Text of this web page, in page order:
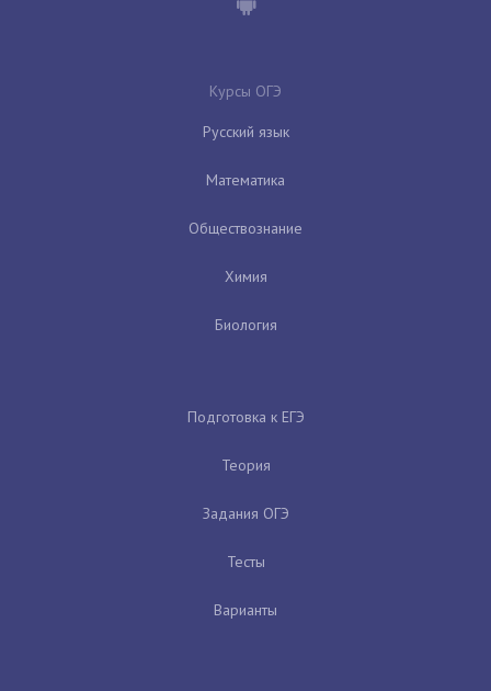
Курсы ОГЭ
Русский язык
Математика
Обществознание
Химия
Биология
Подготовка к ЕГЭ
Теория
Задания ОГЭ
Тесты
Варианты